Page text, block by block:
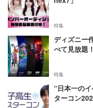
特集
ディズニー
べて見放題
特集
“日本一の
ターコン